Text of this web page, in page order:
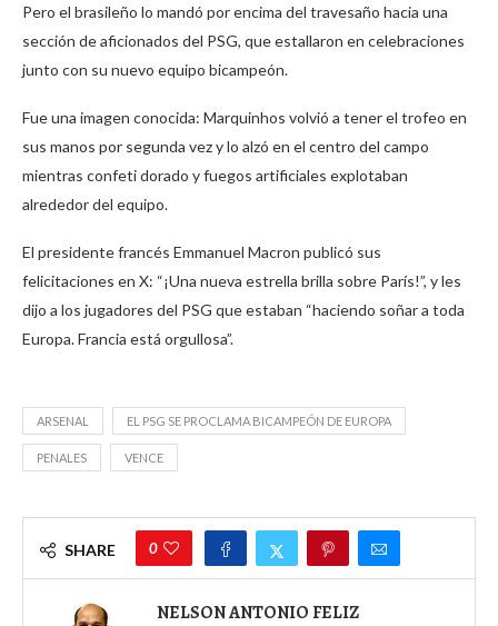
Pero el brasileño lo mandó por encima del travesaño hacia una
sección de aficionados del PSG, que estallaron en celebraciones
junto con su nuevo equipo bicampeón.
Fue una imagen conocida: Marquinhos volvió a tener el trofeo en
sus manos por segunda vez y lo alzó en el centro del campo
mientras confeti dorado y fuegos artificiales explotaban
alrededor del equipo.
El presidente francés Emmanuel Macron publicó sus
felicitaciones en X: “¡Una nueva estrella brilla sobre París!”, y les
dijo a los jugadores del PSG que estaban “haciendo soñar a toda
Europa. Francia está orgullosa”.
ARSENAL EL PSG SE PROCLAMA BICAMPEÓN DE EUROPA
PENALES VENCE
SHARE 0
NELSON ANTONIO FELIZ